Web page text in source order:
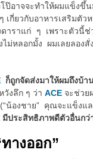
โป๊อาจจะทำให้ผมแข็
กี่ยวกับอาหารเสริมตัว
าราแก่ ๆ เพราะตัวนี้
ม่หลอกมั้ง ผมเลยลอง
ก็ถูกจัดส่งมาให้ผมถึงบ้า
วังลึก ๆ ว่า ACEจะช่วย
น้องชาย” คุณจะแข็งแ
มีประสิทธิภาพดีตัวอื่นกว่า
างออก”